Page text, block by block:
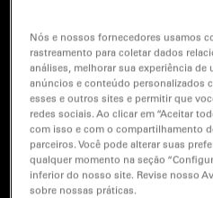
Nós e nossos fornecedores usamos
rastreamento para coletar dados
análises, melhorar sua experiência
anúncios e conteúdo personalizados
esses e outros sites e permitir que
redes sociais. Ao clicar em “Aceitar
com isso e com o compartilhamento
parceiros. Você pode alterar suas
qualquer momento na seção
inferior do nosso site. Revise nosso
sobre nossas práticas.